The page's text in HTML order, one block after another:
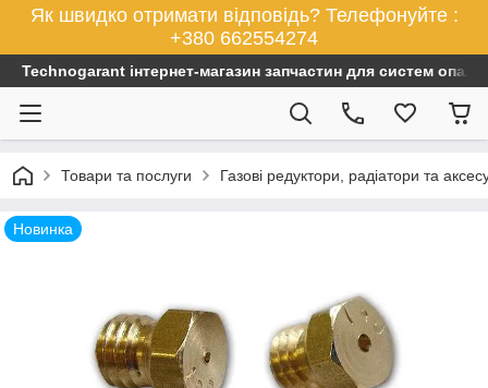
Як швидко отримати відповідь? Телефонуйте :
+380 662554274
Technogarant інтернет-магазин запчастин для систем
Товари та послуги Газові редуктори, радіатори та
Новинка